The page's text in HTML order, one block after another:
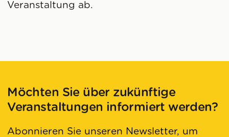
Veranstaltung ab.
Möchten Sie über zukünftige
Veranstaltungen informiert werden?
Abonnieren Sie unseren Newsletter, um